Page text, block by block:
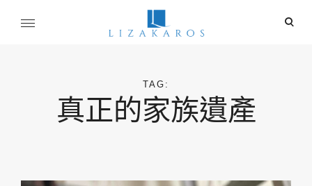
open
TAG:
真正的家族遺產